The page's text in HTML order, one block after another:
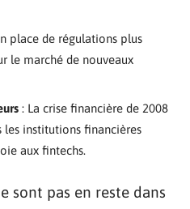
place de régulations plus
le marché de nouveaux
: La crise financière de 2008
les institutions financières
aux fintechs.
sont pas en reste dans